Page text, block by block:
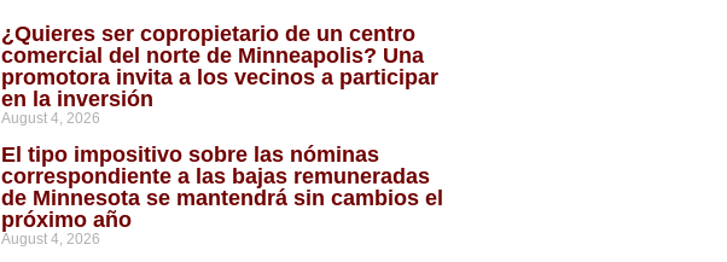
¿Quieres ser copropietario de un centro
comercial del norte de Minneapolis? Una
promotora invita a los vecinos a participar
en la inversión
August 4, 2026
El tipo impositivo sobre las nóminas
correspondiente a las bajas remuneradas
de Minnesota se mantendrá sin cambios el
próximo año
August 4, 2026